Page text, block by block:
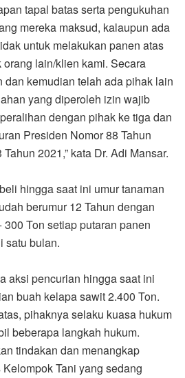
tapal batas serta pengukuhan
mereka maksud, kalaupun ada
untuk melakukan panen atas
lain/klien kami. Secara
kemudian telah ada pihak lain
yang diperoleh izin wajib
dengan pihak ke tiga dan
Presiden Nomor 88 Tahun
2021,” kata Dr. Adi Mansar.
hingga saat ini umur tanaman
berumur 12 Tahun dengan
Ton setiap putaran panen
satu bulan.
aksi pencurian hingga saat ini
buah kelapa sawit 2.400 Ton.
pihaknya selaku kuasa hukum
beberapa langkah hukum.
tindakan dan menangkap
Tani yang sedang